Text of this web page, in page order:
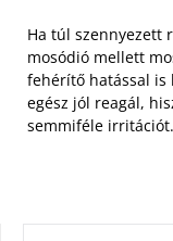
Ha túl szennyezett
mosódió mellett
fehérítő hatással is
egész jól reagál,
semmiféle irritációt.